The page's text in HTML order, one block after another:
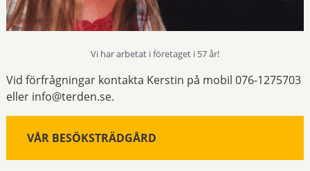
Vi har arbetat i företaget i 57 år!
Vid förfrågningar kontakta Kerstin på mobil 076-1275703
eller info@terden.se.
VÅR BESÖKSTRÄDGÅRD